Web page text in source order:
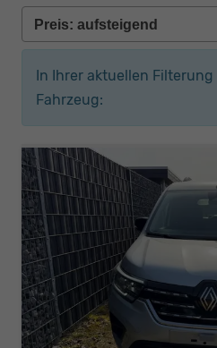
In Ihrer aktuellen
Fahrzeug: